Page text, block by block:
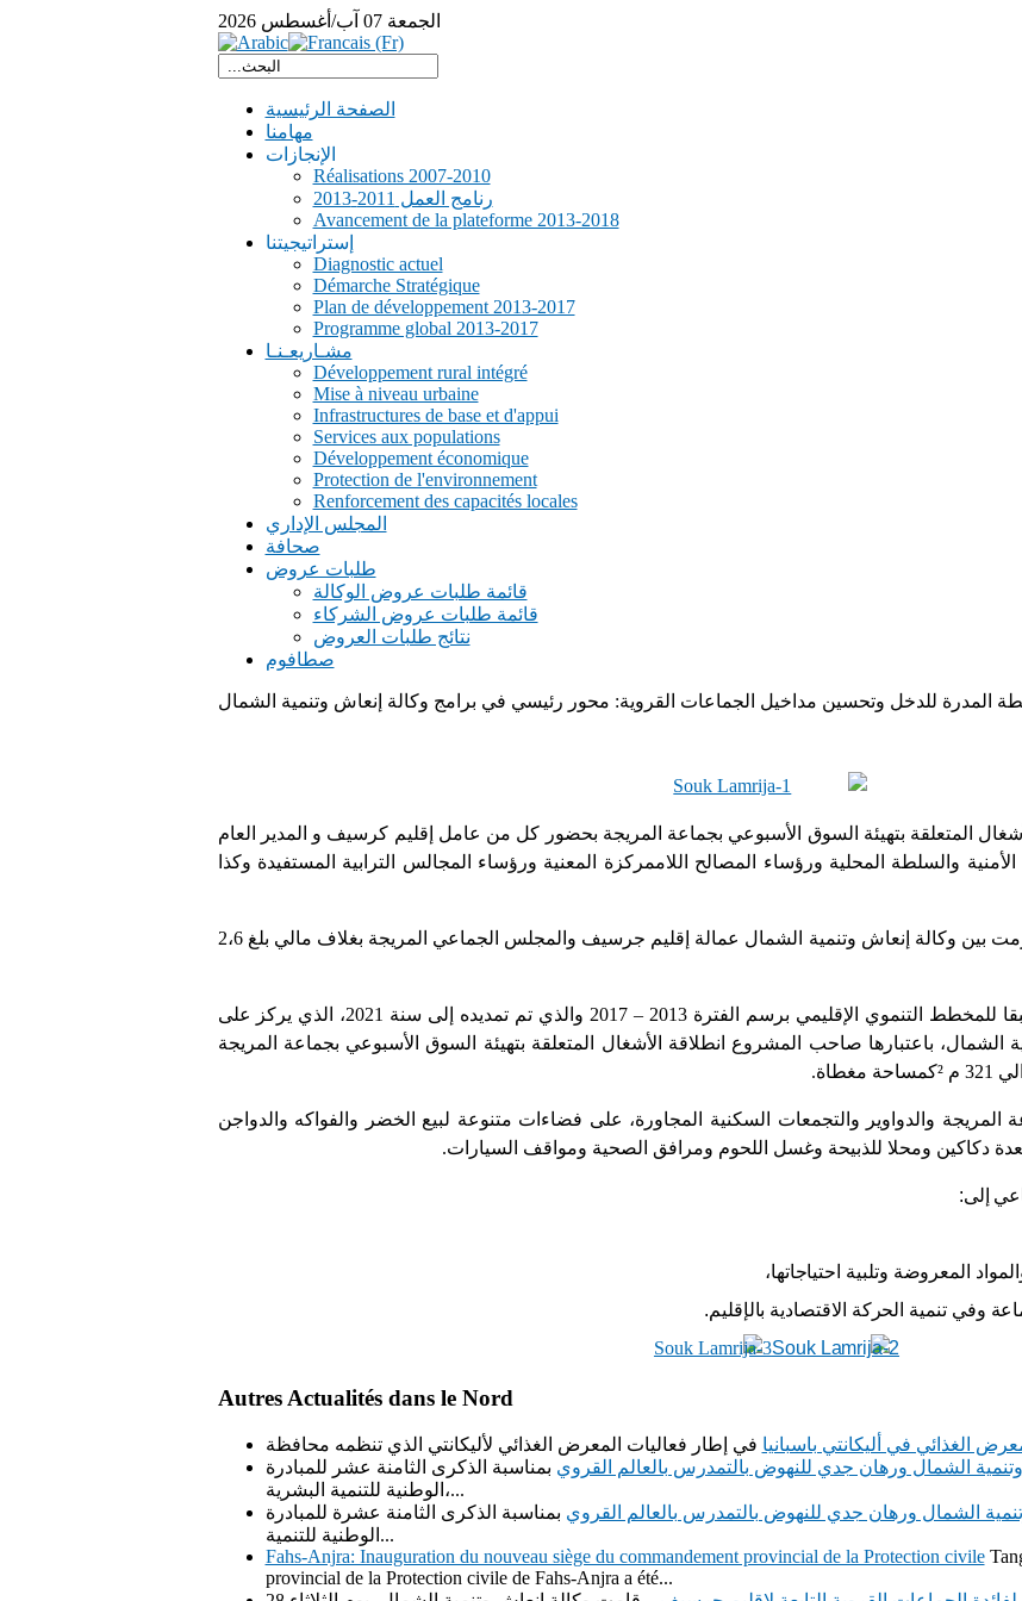
الجمعة 07 آب/أغسطس 2026
الصفحة الرئيسية
مهامنا
الإنجازات
Réalisations 2007-2010
رنامج العمل 2011-2013
Avancement de la plateforme 2013-2018
إستراتيجيتنا
Diagnostic actuel
Démarche Stratégique
Plan de développement 2013-2017
Programme global 2013-2017
مشـاريعـنـا
Développement rural intégré
Mise à niveau urbaine
Infrastructures de base et d'appui
Services aux populations
Développement économique
Protection de l'environnement
Renforcement des capacités locales
المجلس الإداري
صحافة
طلبات عروض
قائمة طلبات عروض الوكالة
قائمة طلبات عروض الشركاء
نتائج طلبات العروض
صطافوم
المدرة للدخل وتحسين مداخيل الجماعات القروية: محور رئيسي في برامج وكالة إنعاش وتنمية الشمال
فبراير2023 إعطاء انطلاقة الأشغال المتعلقة بتهيئة السوق الأسبوعي بجماعة المريجة بحضور كل من عامل إقليم كرسيف و المدير العام
والسلطة المحلية ورؤساء المصالح اللاممركزة المعنية ورؤساء المجالس الترابية المستفيدة وكذا
ويندرج هذا المشروع في إطار اتفاقية شراكة أبرمت بين وكالة إنعاش وتنمية الشمال عمالة إقليم جرسيف والمجلس الجماعي المريجة بغلاف مالي بلغ 2،6
وتماشيا مع استراتيجيتها التنموية المندمجة، وطبقا للمخطط التنموي الإقليمي برسم الفترة 2013 – 2017 والذي تم تمديده إلى سنة 2021، الذي يركز على
الشمال، باعتبارها صاحب المشروع انطلاقة الأشغال المتعلقة بتهيئة السوق الأسبوعي بجماعة المريجة
²كمساحة مغطاة.
المريجة والدواوير والتجمعات السكنية المجاورة، على فضاءات متنوعة لبيع الخضر والفواكه والدواجن
دكاكين ومحلا للذبيحة وغسل اللحوم ومرافق الصحية ومواقف السيارات.
إلى:
المعروضة وتلبية احتياجاتها،
وفي تنمية الحركة الاقتصادية بالإقليم.
Autres Actualités dans le Nord
الغذائي في أليكانتي باسبانيا
الشمال ورهان جدي للنهوض بالتمدرس بالعالم القروي بمناسبة الذكرى الثامنة عشر للمبادرة
الوطنية للتنمية البشرية،...
الشمال ورهان جدي للنهوض بالتمدرس بالعالم القروي بمناسبة الذكرى الثامنة عشرة للمبادرة
الوطنية للتنمية...
Fahs-Anjra: Inauguration du nouveau siège du commandement provincial de la Protection civile
provincial de la Protection civile de Fahs-Anjra a été...